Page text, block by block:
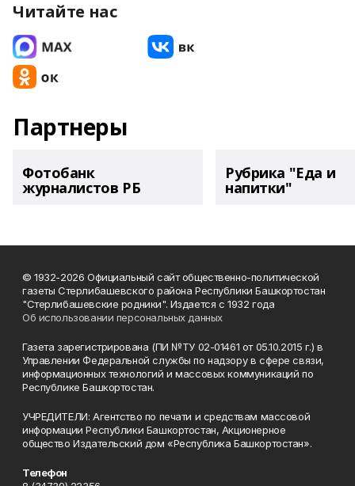
Читайте нас
Партнеры
Фотобанк
журналистов РБ
Рубрика "Еда и
напитки"
© 1932-2026 Официальный сайт общественно-политической
газеты Стерлибашевского района Республики Башкортостан
"Стерлибашевские родники". Издается с 1932 года
Об использовании персональных данных
Газета зарегистрирована (ПИ №ТУ 02-01461 от 05.10.2015 г.) в
Управлении Федеральной службы по надзору в сфере связи,
информационных технологий и массовых коммуникаций по
Республике Башкортостан.
УЧРЕДИТЕЛИ: Агентство по печати и средствам массовой
информации Республики Башкортостан, Акционерное
общество Издательский дом «Республика Башкортостан».
Телефон